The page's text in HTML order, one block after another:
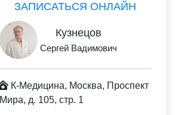
ЗАПИСАТЬСЯ ОНЛАЙН
Кузнецов
Сергей Вадимович
К-Медицина, Москва, Проспект
Мира, д. 105, стр. 1